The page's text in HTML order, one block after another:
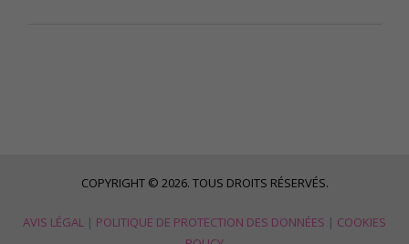
COPYRIGHT © 2026. TOUS DROITS RÉSERVÉS.
AVIS LÉGAL | POLITIQUE DE PROTECTION DES DONNÉES | COOKIES